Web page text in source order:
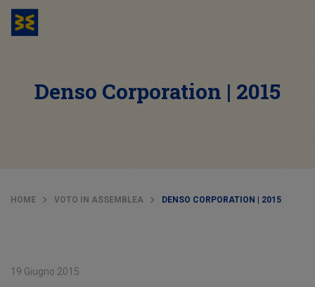
Denso Corporation | 2015
HOME VOTO IN ASSEMBLEA DENSO CORPORATION | 2015
19 Giugno 2015